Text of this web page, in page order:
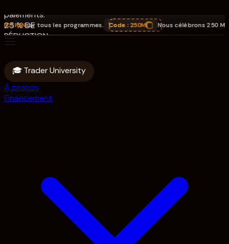
paiements.
25 % DE
RÉDUCTION
Code : 250M
sur tous les programmes. Code : 250M Nous célébrons 250 M$ de
🎓 Trader University
À propos
Financement